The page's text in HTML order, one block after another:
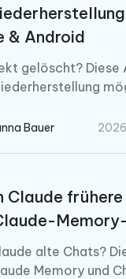
& Android
gelöscht? Diese
oder lokale
Bauer
Claude
alte Chats?
Memory und